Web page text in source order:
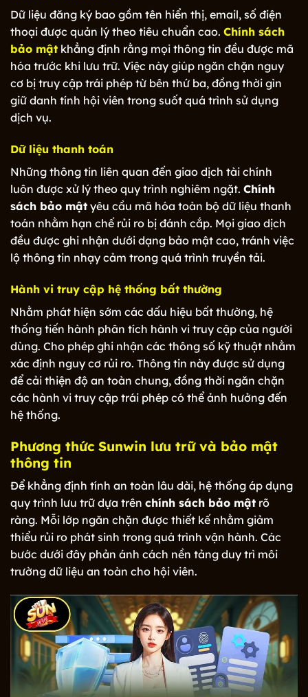
Dữ liệu đăng ký bao gồm tên hiển thị, email, số điện
thoại được quản lý theo tiêu chuẩn cao. Chính sách
bảo mật khẳng định rằng mọi thông tin đều được mã
hóa trước khi lưu trữ. Việc này giúp ngăn chặn nguy
cơ bị truy cập trái phép từ bên thứ ba, đồng thời gìn
giữ danh tính hội viên trong suốt quá trình sử dụng
dịch vụ.
Dữ liệu thanh toán
Những thông tin liên quan đến giao dịch tài chính
luôn được xử lý theo quy trình nghiêm ngặt. Chính
sách bảo mật yêu cầu mã hóa toàn bộ dữ liệu thanh
toán nhằm hạn chế rủi ro bị đánh cắp. Mọi giao dịch
đều được ghi nhận dưới dạng bảo mật cao, tránh việc
lộ thông tin nhạy cảm trong quá trình truyền tải.
Hành vi truy cập hệ thống bất thường
Nhằm phát hiện sớm các dấu hiệu bất thường, hệ
thống tiến hành phân tích hành vi truy cập của người
dùng. Cho phép ghi nhận các thông số kỹ thuật nhằm
xác định nguy cơ rủi ro. Thông tin này được sử dụng
để cải thiện độ an toàn chung, đồng thời ngăn chặn
các hành vi truy cập trái phép có thể ảnh hưởng đến
hệ thống.
Phương thức Sunwin lưu trữ và bảo mật
thông tin
Để khẳng định tính an toàn lâu dài, hệ thống áp dụng
quy trình lưu trữ dựa trên chính sách bảo mật rõ
ràng. Mỗi lớp ngăn chặn được thiết kế nhằm giảm
thiểu rủi ro phát sinh trong quá trình vận hành. Các
bước dưới đây phản ánh cách nền tảng duy trì môi
trường dữ liệu an toàn cho hội viên.